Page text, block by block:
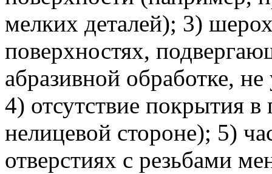
мелких деталей); 3)
поверхностях,
абразивной обработке,
4) отсутствие покрытия
нелицевой стороне); 5)
отверстиях с резьбами